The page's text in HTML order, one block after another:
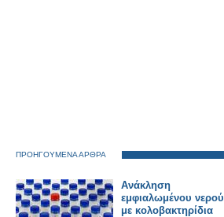
ΠΡΟΗΓΟΥΜΕΝΑ ΑΡΘΡΑ
Ανάκληση
εμφιαλωμένου νερού
με κολοβακτηρίδια